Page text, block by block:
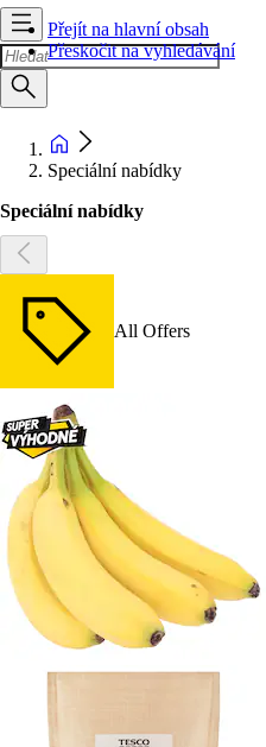
Přejít na hlavní obsah
Přeskočit na vyhledávání
Speciální nabídky
Speciální nabídky
All Offers